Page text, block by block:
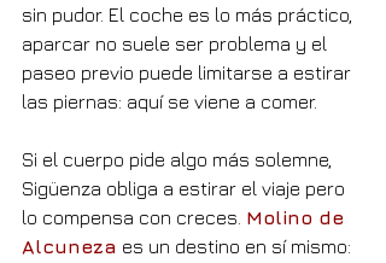
sin pudor. El coche es lo más práctico,
aparcar no suele ser problema y el
paseo previo puede limitarse a estirar
las piernas: aquí se viene a comer.
Si el cuerpo pide algo más solemne,
Sigüenza obliga a estirar el viaje pero
lo compensa con creces. Molino de
Alcuneza es un destino en sí mismo: